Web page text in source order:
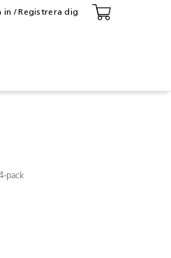
in / Registrera dig
pack